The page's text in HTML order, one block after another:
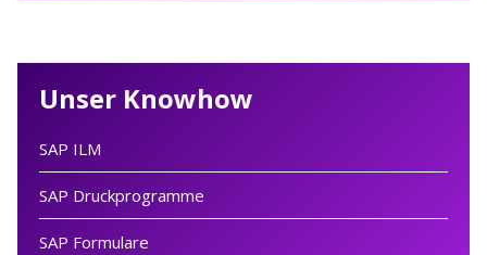
Unser Knowhow
SAP ILM
SAP Druckprogramme
SAP Formulare